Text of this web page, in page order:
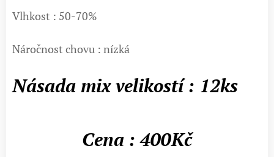
Vlhkost : 50-70%
Náročnost chovu : nízká
Násada mix velikostí : 12ks
Cena : 400Kč